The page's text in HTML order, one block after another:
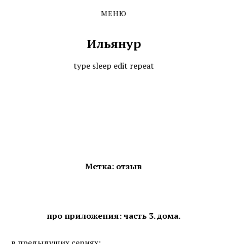
МЕНЮ
Ильянур
type sleep edit repeat
Метка: отзыв
про приложения: часть 3. дома.